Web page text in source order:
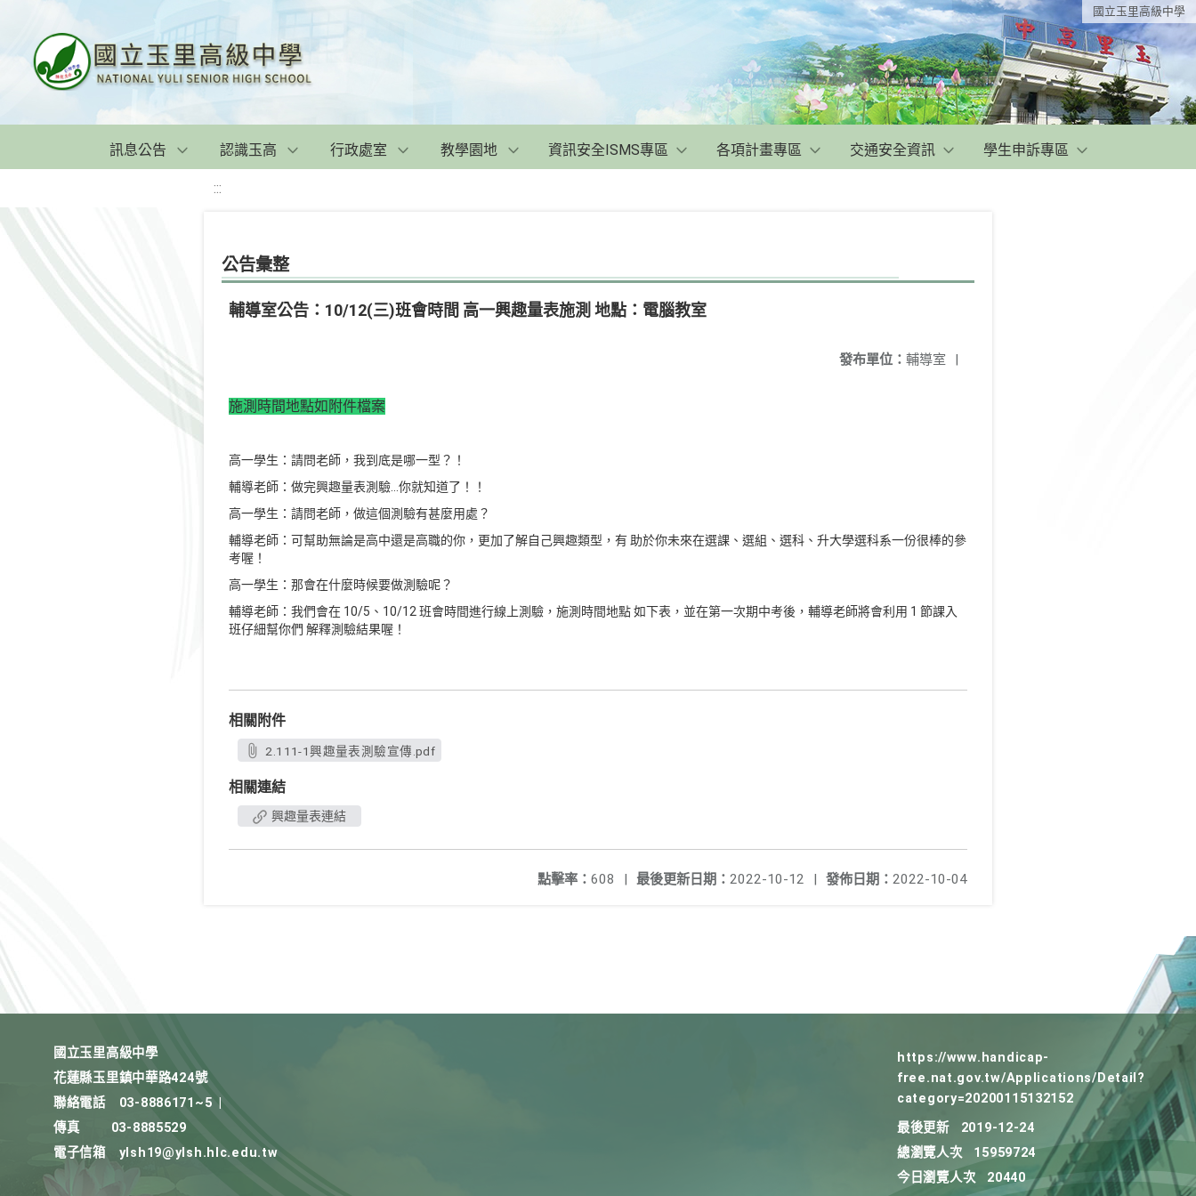
國立玉里高級中學
訊息公告 認識玉高 行政處室 教學園地 資訊安全ISMS專區 各項計畫專區 交通安全資訊 學生申訴專區
:::
公告彙整
輔導室公告：10/12(三)班會時間 高一興趣量表施測 地點：電腦教室
發布單位： 輔導室 |
施測時間地點如附件檔案
高一學生：請問老師，我到底是哪一型？！
輔導老師：做完興趣量表測驗…你就知道了！！
高一學生：請問老師，做這個測驗有甚麼用處？
輔導老師：可幫助無論是高中還是高職的你，更加了解自己興趣類型，有 助於你未來在選課、選組、選科、升大學選科系一份很棒的參
考喔！
高一學生：那會在什麼時候要做測驗呢？
輔導老師：我們會在 10/5、10/12 班會時間進行線上測驗，施測時間地點 如下表，並在第一次期中考後，輔導老師將會利用 1 節課入
班仔細幫你們 解釋測驗結果喔！
相關附件
2.111-1興趣量表測驗宣傳.pdf
相關連結
興趣量表連結
發佈日期： 2022-10-04
最後更新日期： 2022-10-12 |
點擊率： 608 |
國立玉里高級中學
花蓮縣玉里鎮中華路424號
聯絡電話
03-8886171~5
傳真
03-8885529
電子信箱
ylsh19@ylsh.hlc.edu.tw
https://www.handicap-
free.nat.gov.tw/Applications/Detail?
category=20200115132152
最後更新
2019-12-24
總瀏覽人次
15959724
今日瀏覽人次
20440